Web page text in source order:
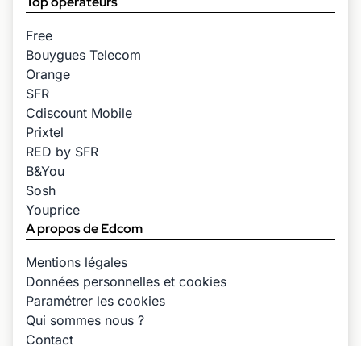
Free
Bouygues Telecom
Orange
SFR
Cdiscount Mobile
Prixtel
RED by SFR
B&You
Sosh
Youprice
A propos de Edcom
Mentions légales
Données personnelles et cookies
Paramétrer les cookies
Qui sommes nous ?
Contact